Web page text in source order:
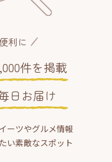
利に
件を掲載
日お届け
ーツやグルメ情報
い素敵なスポット